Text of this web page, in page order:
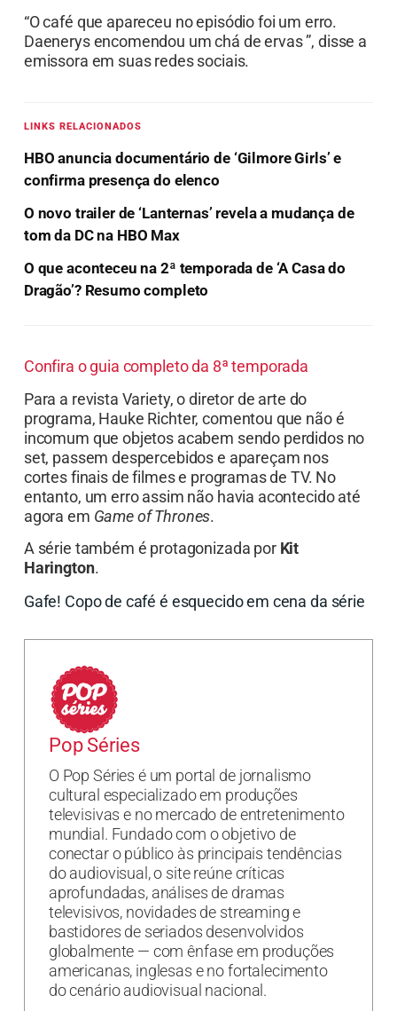
“O café que apareceu no episódio foi um erro.
Daenerys encomendou um chá de ervas ”, disse a
emissora em suas redes sociais.
LINKS RELACIONADOS
HBO anuncia documentário de ‘Gilmore Girls’ e
confirma presença do elenco
O novo trailer de ‘Lanternas’ revela a mudança de
tom da DC na HBO Max
O que aconteceu na 2ª temporada de ‘A Casa do
Dragão’? Resumo completo
Confira o guia completo da 8ª temporada
Para a revista Variety, o diretor de arte do
programa, Hauke ​​Richter, comentou que não é
incomum que objetos acabem sendo perdidos no
set, passem despercebidos e apareçam nos
cortes finais de filmes e programas de TV. No
entanto, um erro assim não havia acontecido até
agora em Game of Thrones.
A série também é protagonizada por Kit
Harington.
Gafe! Copo de café é esquecido em cena da série
Pop Séries
O Pop Séries é um portal de jornalismo
cultural especializado em produções
televisivas e no mercado de entretenimento
mundial. Fundado com o objetivo de
conectar o público às principais tendências
do audiovisual, o site reúne críticas
aprofundadas, análises de dramas
televisivos, novidades de streaming e
bastidores de seriados desenvolvidos
globalmente — com ênfase em produções
americanas, inglesas e no fortalecimento
do cenário audiovisual nacional.